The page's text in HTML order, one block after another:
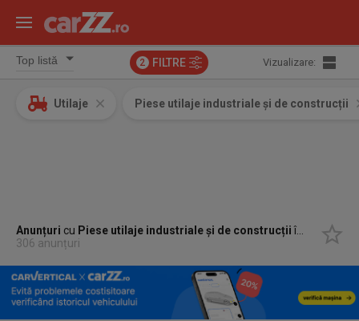
2 FILTRE Vizualizare:
Utilaje Piese utilaje industriale și de construcții
Anunțuri cu Piese utilaje industriale și de construcțiiîn
Tarcea,
306 anunțuri